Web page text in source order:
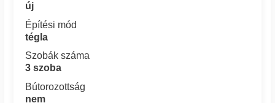
új
Építési mód
tégla
Szobák száma
3 szoba
Bútorozottság
nem